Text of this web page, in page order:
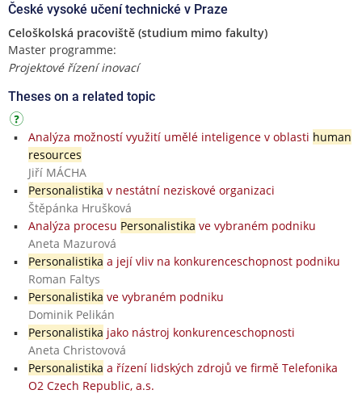
České vysoké učení technické v Praze
Celoškolská pracoviště (studium mimo fakulty)
Master programme:
Projektové řízení inovací
Theses on a related topic
Analýza možností využití umělé inteligence v oblasti human
resources
Jiří MÁCHA
Personalistika v nestátní neziskové organizaci
Štěpánka Hrušková
Analýza procesu Personalistika ve vybraném podniku
Aneta Mazurová
Personalistika a její vliv na konkurenceschopnost podniku
Roman Faltys
Personalistika ve vybraném podniku
Dominik Pelikán
Personalistika jako nástroj konkurenceschopnosti
Aneta Christovová
Personalistika a řízení lidských zdrojů ve firmě Telefonika
O2 Czech Republic, a.s.